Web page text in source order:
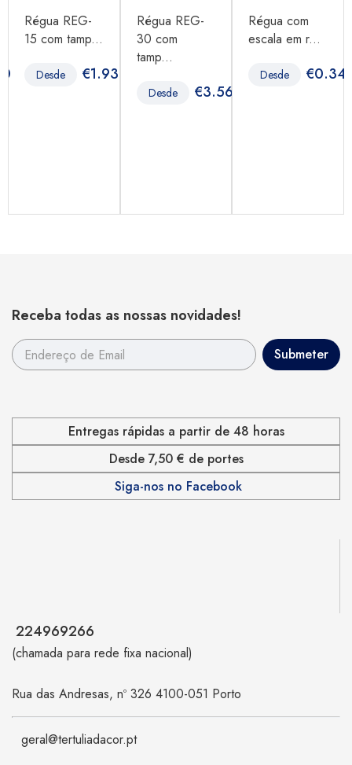
Régua REG-
15 com tamp...
Desde €1.93
Régua REG-
30 com
tamp...
Desde €3.56
Régua com
escala em r...
Desde €0.34
Receba todas as nossas novidades!
Entregas rápidas a partir de 48 horas
Desde 7,50 € de portes
Siga-nos no Facebook
224969266
(chamada para rede fixa nacional)
Rua das Andresas, nº 326 4100-051 Porto
geral@tertuliadacor.pt